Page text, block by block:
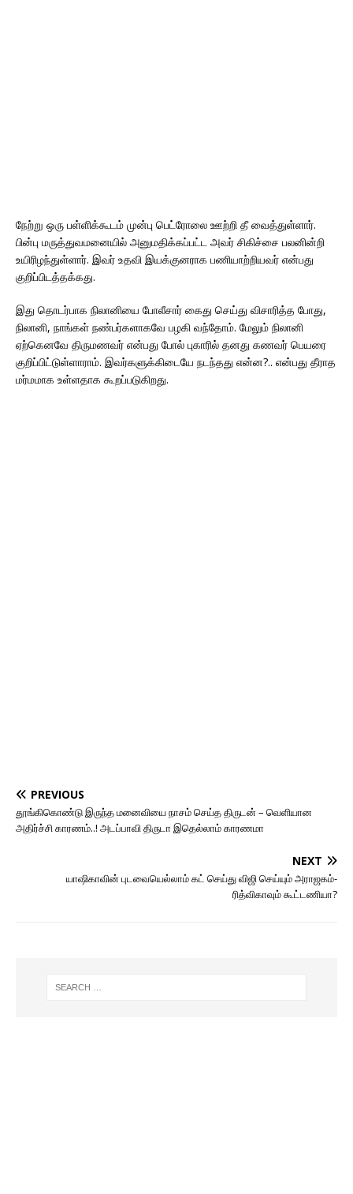
நேற்று ஒரு பள்ளிக்கூடம் முன்பு பெட்ரோலை ஊற்றி தீ வைத்துள்ளார்.
பின்பு மருத்துவமனையில் அனுமதிக்கப்பட்ட அவர் சிகிச்சை பலனின்றி
உயிரிழந்துள்ளார். இவர் உதவி இயக்குனராக பணியாற்றியவர் என்பது
குறிப்பிடத்தக்கது.
இது தொடர்பாக நிலானியை போலீசார் கைது செய்து விசாரித்த போது,
நிலானி, நாங்கள் நண்பர்களாகவே பழகி வந்தோம். மேலும் நிலானி
ஏற்கெனவே திருமணவர் என்பது போல் புகாரில் தனது கணவர் பெயரை
குறிப்பிட்டுள்ளாராம். இவர்களுக்கிடையே நடந்தது என்ன?.. என்பது தீராத
மர்மமாக உள்ளதாக கூறப்படுகிறது.
PREVIOUS
தூங்கிகொண்டு இருந்த மனைவியை நாசம் செய்த திருடன் – வெளியான
அதிர்ச்சி காரணம்..! அடப்பாவி திருடா இதெல்லாம் காரணமா
NEXT
யாஷிகாவின் புடவையெல்லாம் கட் செய்து விஜி செய்யும் அராஜகம்-
ரித்விகாவும் கூட்டணியா?